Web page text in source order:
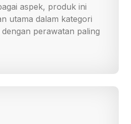
aspek, produk ini
utama dalam kategori
perawatan paling